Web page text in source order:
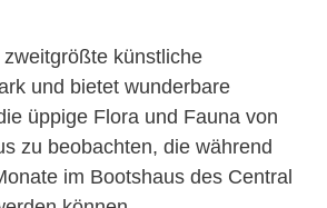
künstliche
und bietet wunderbare
üppige Flora und Fauna von
zu beobachten, die während
im Bootshaus des Central